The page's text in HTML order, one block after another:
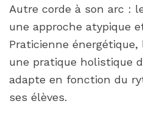
Autre corde à son arc :
une approche atypique
Praticienne
une pratique holistique
adapte en fonction du
ses élèves.